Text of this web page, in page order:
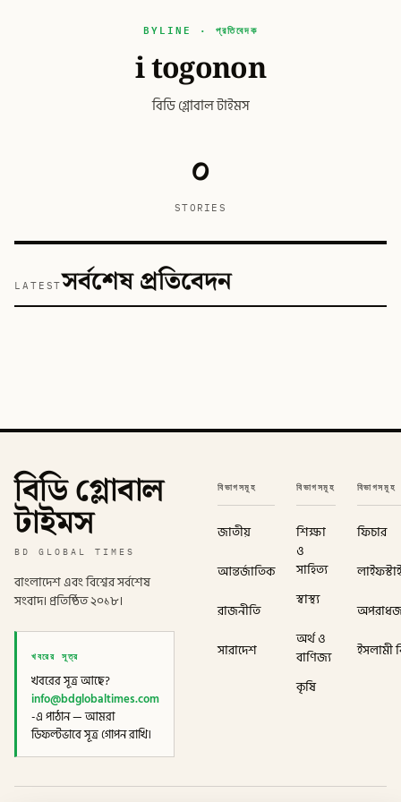
BYLINE · প্রতিবেদক
i togonon
বিডি গ্লোবাল টাইমস
০
STORIES
LATESTসর্বশেষ প্রতিবেদন
বিডি গ্লোবাল
টাইমস
BD GLOBAL TIMES
বাংলাদেশ এবং বিশ্বের সর্বশেষ
সংবাদ। প্রতিষ্ঠিত ২০১৮।
খবরের সূত্র
খবরের সূত্র আছে?
info@bdglobaltimes.com
-এ পাঠান — আমরা
ডিফল্টভাবে সূত্র গোপন রাখি।
বিভাগসমূহ
জাতীয়
আন্তর্জাতিক
রাজনীতি
সারাদেশ
বিভাগসমূহ
শিক্ষা
ও
সাহিত্য
স্বাস্থ্য
অর্থ ও
বাণিজ্য
কৃষি
বিভাগসমূহ
ফিচার
ইসলামী